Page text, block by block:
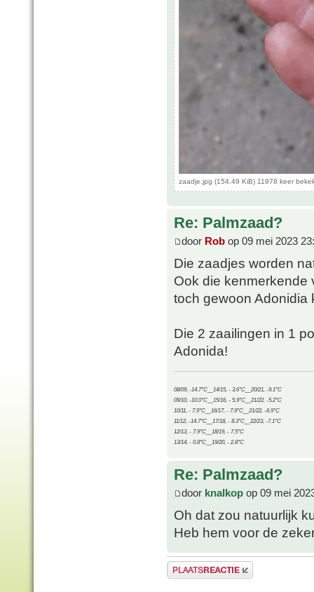
zaadje.jpg (154.49 KiB) 11978 keer
Re: Palmzaad?
door Rob op 09 mei 2023
Die zaadjes worden
Ook die kenmerkende
toch gewoon Adonidia
Die 2 zaailingen in 1
Adonida!
08/09, -14.7°C__14/15, - 3.6°C__20/21, -9.1°C
09/10, -10.0°C__15/16, - 5.9°C__21/22, -5.2°C
10/11, - 7.9°C__16/17, - 7.9°C__21/22, -6.9°C
11/12, -14.7°C__17/18, - 8.3°C__22/23, -7.1°C
12/13, - 7.9°C__18/19, - 7.5°C
13/14, - 0.8°C__19/20, - 2.8°C
Re: Palmzaad?
door knalkop op 09 mei
Oh dat zou natuurlijk
Heb hem voor de
Plaats een reactie